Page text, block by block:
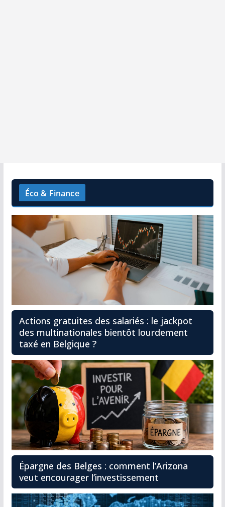
Éco & Finance
Actions gratuites des salariés : le jackpot
des multinationales bientôt lourdement
taxé en Belgique ?
Épargne des Belges : comment l’Arizona
veut encourager l’investissement